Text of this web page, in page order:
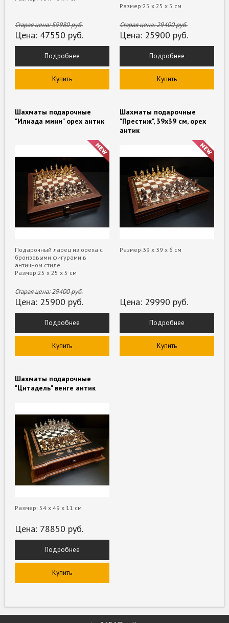
Старая цена:59980руб.
Цена: 47550 руб.
Подробнее
Купить
Размер:25 х 25 х 5 см
Старая цена:29400руб.
Цена: 25900 руб.
Подробнее
Купить
Шахматы подарочные
"Илиада мини" орех антик
Подарочный ларец из ореха с
бронзовыми фигурами в
античном стиле.
Размер:25 х 25 х 5 см
Старая цена:29400руб.
Цена: 25900 руб.
Подробнее
Купить
Шахматы подарочные
"Престиж", 39х39 см, орех
антик
Размер:39 х 39 х 6 см
Цена: 29990 руб.
Подробнее
Купить
Шахматы подарочные
"Цитадель" венге антик
Размер: 54 х 49 х 11 см
Цена: 78850 руб.
Подробнее
Купить